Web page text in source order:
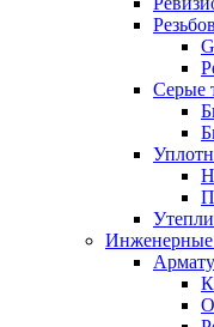
Серые
Инженерные